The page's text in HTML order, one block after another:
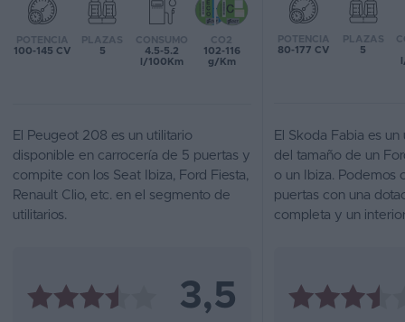
Favoritos
coche
Blog
Ventas
POTENCIA
100-145 CV
PLAZAS
5
CONSUMO
4.5-5.2
l/100Km
CO2
102-116
g/Km
POTENCIA
80-177 CV
PLAZAS
5
El Peugeot 208 es un utilitario
disponible en carrocería de 5 puertas y
compite con los Seat Ibiza, Ford Fiesta,
Renault Clio, etc. en el segmento de
utilitarios.
El Skoda Fabia es
del tamaño de un
o un Ibiza. Podemos
puertas con una
completa y un
3,5